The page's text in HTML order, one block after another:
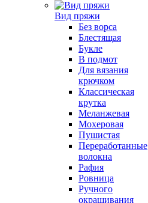
Вид пряжи
Без ворса
Блестящая
Букле
В подмот
Для вязания
крючком
Классическая
крутка
Меланжевая
Мохеровая
Пушистая
Переработанные
волокна
Рафия
Ровница
Ручного
окрашивания